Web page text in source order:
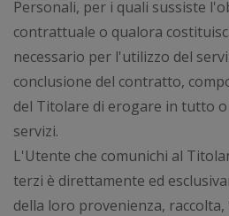
Personali, per i quali sussiste
contrattuale o qualora
necessario per l'utilizzo del
conclusione del contratto,
del Titolare di erogare in tutto
servizi.
L'Utente che comunichi al
terzi è direttamente ed
della loro provenienza,